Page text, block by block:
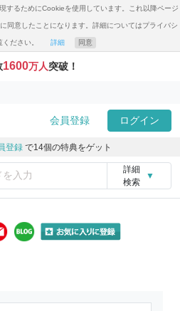
するためにCookieを使用しています。これ以降ページ
同意したことになります。詳細についてはプライバシ
ください。 詳細 同意
1600万人突破！
会員登録 ログイン
登録 で14個の特典をゲット
詳細
検索
▼